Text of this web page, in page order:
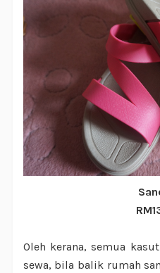
Oleh kerana, semua
sewa, bila balik rumah